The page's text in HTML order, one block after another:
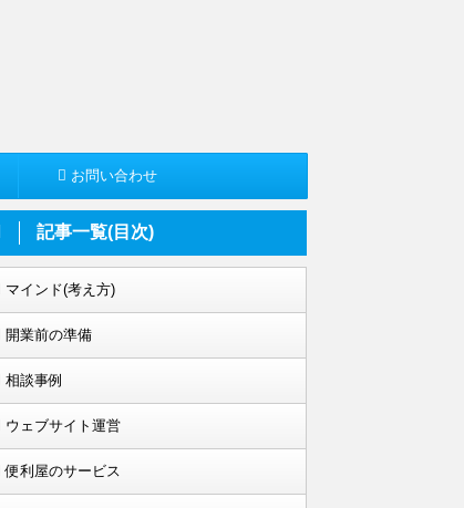
お問い合わせ
記事一覧(目次)
マインド(考え方)
開業前の準備
相談事例
ウェブサイト運営
便利屋のサービス